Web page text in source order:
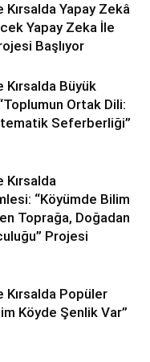
Yapay Zekâ
Yapay Zeka İle
Başlıyor
Büyük
Ortak Dili:
Seferberliği”
Kırsalda
“Köyümde Bilim
Toprağa, Doğadan
Projesi
Kırsalda Popüler
Köyde Şenlik Var”